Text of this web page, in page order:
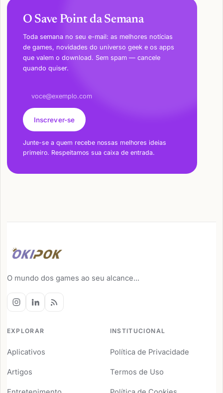
O Save Point da Semana
Toda semana no seu e-mail: as melhores notícias
de games, novidades do universo geek e os apps
que valem o download. Sem spam — cancele
quando quiser.
Inscrever-se
Junte-se a quem recebe nossas melhores ideias
primeiro. Respeitamos sua caixa de entrada.
O mundo dos games ao seu alcance...
EXPLORAR
Aplicativos
Artigos
INSTITUCIONAL
Política de Privacidade
Termos de Uso